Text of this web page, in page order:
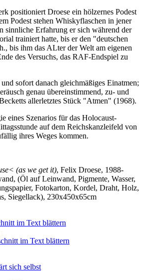
positioniert Droese ein hölzernes Podest
Podest stehen Whiskyflaschen in jener
sinnliche Erfahrung er sich während der
trainiert hatte, bis er den "deutschen
bis ihm das ALter der Welt am eigenen
des Versuchs, das RAF-Endspiel zu
sofort danach gleichmäßiges Einatmen;
genau übereinstimmend, zu- und
allerletztes Stück "Atmen" (1968).
eines Szenarios für das Holocaust-
auf dem Reichskanzleifeld von
ihres Weges kommen.
(as we get it), Felix Droese, 1988-
(Öl auf Leinwand, Pigmente, Wasser,
Fotokarton, Kordel, Draht, Holz,
Siegellack), 230x450x65cm
im Text blättern
im Text blättern
sich selbst